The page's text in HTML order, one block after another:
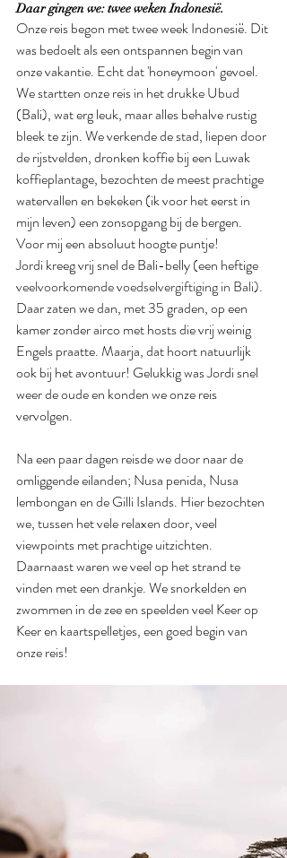
Daar gingen we: twee weken Indonesië.
Onze reis begon met twee week Indonesië. Dit
was bedoelt als een ontspannen begin van
onze vakantie. Echt dat 'honeymoon' gevoel.
We startten onze reis in het drukke Ubud
(Bali), wat erg leuk, maar alles behalve rustig
bleek te zijn. We verkende de stad, liepen door
de rijstvelden, dronken koffie bij een Luwak
koffieplantage, bezochten de meest prachtige
watervallen en bekeken (ik voor het eerst in
mijn leven) een zonsopgang bij de bergen.
Voor mij een absoluut hoogte puntje!
Jordi kreeg vrij snel de Bali-belly (een heftige
veelvoorkomende voedselvergiftiging in Bali).
Daar zaten we dan, met 35 graden, op een
kamer zonder airco met hosts die vrij weinig
Engels praatte. Maarja, dat hoort natuurlijk
ook bij het avontuur! Gelukkig was Jordi snel
weer de oude en konden we onze reis
vervolgen.
Na een paar dagen reisde we door naar de
omliggende eilanden; Nusa penida, Nusa
lembongan en de Gilli Islands. Hier bezochten
we, tussen het vele relaxen door, veel
viewpoints met prachtige uitzichten.
Daarnaast waren we veel op het strand te
vinden met een drankje. We snorkelden en
zwommen in de zee en speelden veel Keer op
Keer en kaartspelletjes, een goed begin van
onze reis!